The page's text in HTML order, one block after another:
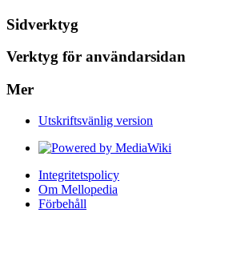
Sidverktyg
Verktyg för användarsidan
Mer
Utskriftsvänlig version
Integritetspolicy
Om Mellopedia
Förbehåll